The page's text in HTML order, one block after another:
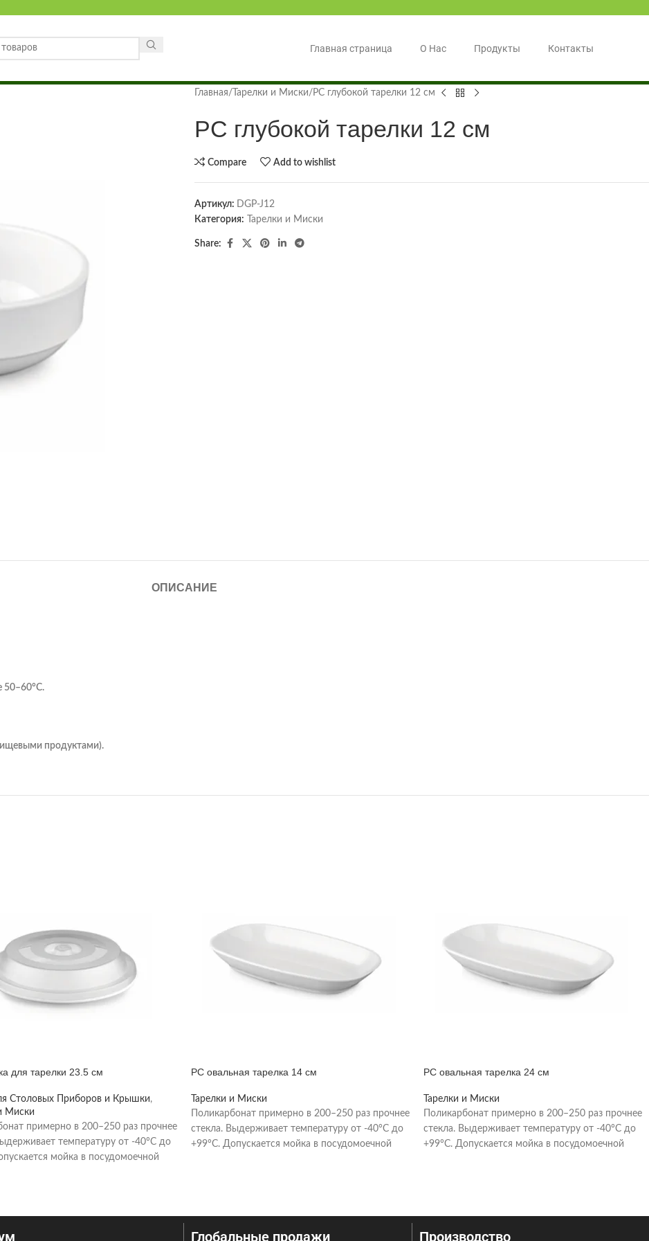
Главная страница О Нас Продукты Контакты
Главная Тарелки и Миски PC глубокой тарелки 12 см
PC глубокой тарелки 12 см
Compare Add to wishlist
Артикул: DGP-J12
Категория:
Тарелки и Миски
Share:
ОПИСАНИЕ
50–60°C.
продуктами).
для тарелки 23.5 см
Столовых Приборов и Крышки,
Миски
примерно в 200–250 раз прочнее
температуру от -40°C до
мойка в посудомоечной
PC овальная тарелка 14 см
Тарелки и Миски
Поликарбонат примерно в 200–250 раз прочнее
стекла. Выдерживает температуру от -40°C до
+99°C. Допускается мойка в посудомоечной
PC овальная тарелка 24 см
Тарелки и Миски
Поликарбонат примерно в 200–250 раз прочнее
стекла. Выдерживает температуру от -40°C до
+99°C. Допускается мойка в посудомоечной
Глобальные продажи Производство